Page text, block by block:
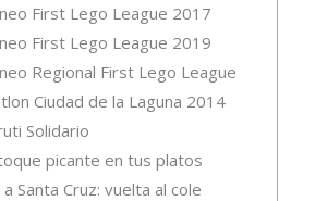
First Lego League 2017
First Lego League 2019
Regional First Lego League
Ciudad de la Laguna 2014
Solidario
picante en tus platos
a Santa Cruz: vuelta al cole